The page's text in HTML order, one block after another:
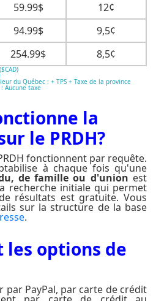
59.99$
12¢
94.99$
9,5¢
254.99$ 8,5¢
du Québec : + TPS + Taxe de la province
Aucune taxe
la
le PRDH?
fonctionnent par requête.
à chaque fois qu'une
de famille ou d'union est
recherche initiale qui permet
résultats est gratuite. Vous
sur la structure de la base
.
les options de
par PayPal, par carte de crédit